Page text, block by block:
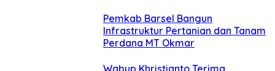
Pemkab Barsel Bangun
Infrastruktur Pertanian dan Tanam
Perdana MT Okmar
Wabup Khristianto Terima